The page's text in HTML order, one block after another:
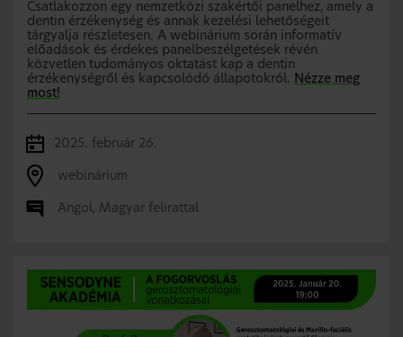
Csatlakozzon egy nemzetközi szakértői panelhez, amely a
dentin érzékenység és annak kezelési lehetőségeit
tárgyalja részletesen. A webinárium során informatív
előadások és érdekes panelbeszélgetések révén
közvetlen tudományos oktatást kap a dentin
érzékenységről és kapcsolódó állapotokról.
Nézze meg
most!
2025. február 26.
webinárium
Angol, Magyar felirattal